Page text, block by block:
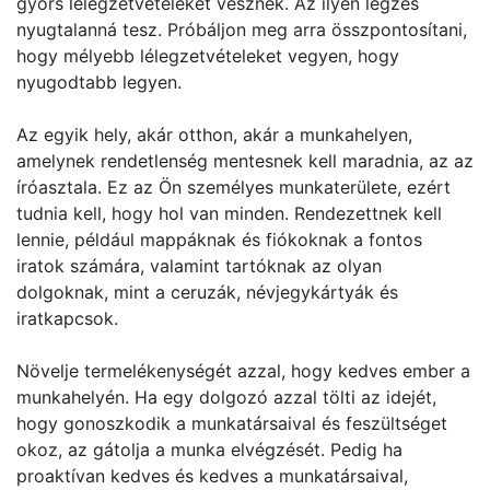
nyugtalanná tesz. Próbáljon meg arra összpontosítani,
hogy mélyebb lélegzetvételeket vegyen, hogy
nyugodtabb legyen.
Az egyik hely, akár otthon, akár a munkahelyen,
amelynek rendetlenség mentesnek kell maradnia, az az
íróasztala. Ez az Ön személyes munkaterülete, ezért
tudnia kell, hogy hol van minden. Rendezettnek kell
lennie, például mappáknak és fiókoknak a fontos
iratok számára, valamint tartóknak az olyan
dolgoknak, mint a ceruzák, névjegykártyák és
iratkapcsok.
Növelje termelékenységét azzal, hogy kedves ember a
munkahelyén. Ha egy dolgozó azzal tölti az idejét,
hogy gonoszkodik a munkatársaival és feszültséget
okoz, az gátolja a munka elvégzését. Pedig ha
proaktívan kedves és kedves a munkatársaival,